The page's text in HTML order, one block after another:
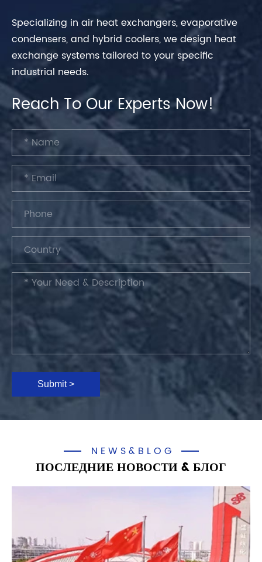
Specializing in air heat exchangers, evaporative
condensers, and hybrid coolers, we design heat
exchange systems tailored to your specific
industrial needs.
Reach To Our Experts Now!
Submit >
NEWS&BLOG
ПОСЛЕДНИЕ НОВОСТИ & БЛОГ